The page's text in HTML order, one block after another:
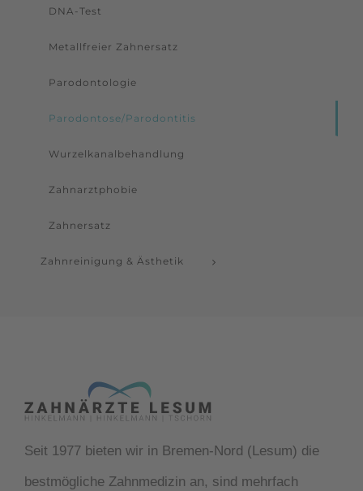
DNA-Test
Metallfreier Zahnersatz
Parodontologie
Parodontose/Parodontitis
Wurzelkanalbehandlung
Zahnarztphobie
Zahnersatz
Zahnreinigung & Ästhetik
Seit 1977 bieten wir in Bremen-Nord (Lesum) die
bestmögliche Zahnmedizin an, sind mehrfach